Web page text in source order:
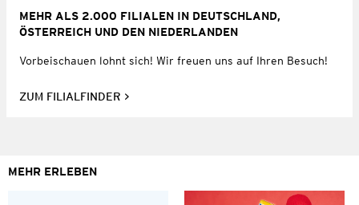
MEHR ALS 2.000 FILIALEN IN DEUTSCHLAND,
ÖSTERREICH UND DEN NIEDERLANDEN
Vorbeischauen lohnt sich! Wir freuen uns auf Ihren Besuch!
ZUM FILIALFINDER
MEHR ERLEBEN